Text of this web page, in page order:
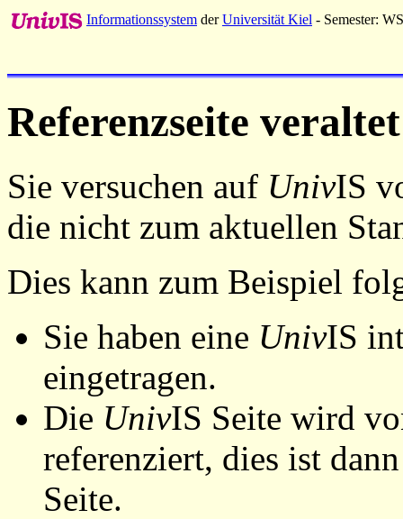
Informationssystem derUniversität Kiel - Semester:
Referenzseite veraltet
Sie versuchen auf UnivIS
die nicht zum aktuellen
Dies kann zum Beispiel
Sie haben eine UnivIS
eingetragen.
Die UnivIS Seite wird
referenziert, dies ist
Seite.